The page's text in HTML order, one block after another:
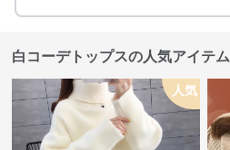
白コーデトップスの人気アイテム
人気